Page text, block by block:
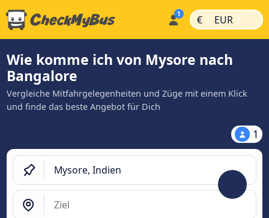
€ | EUR |
Wie komme ich von Mysore nach
Bangalore
Vergleiche Mitfahrgelegenheiten und Züge mit einem Klick
und finde das beste Angebot für Dich
1